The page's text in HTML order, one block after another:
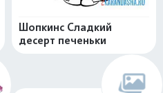
Шопкинс Сладкий
десерт печеньки